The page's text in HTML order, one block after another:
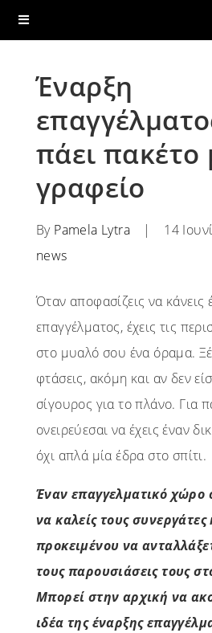
Έναρξη
πάει πακέτο
γραφείο
By Pamela Lytra | 14
news
Όταν αποφασίζεις να κάνεις
επαγγέλματος, έχεις τις
στο μυαλό σου ένα όραμα.
φτάσεις, ακόμη και αν δεν
σίγουρος για το πλάνο. Για
ονειρεύεσαι να έχεις έναν
όχι απλά μία έδρα στο σπίτι.
Έναν επαγγελματικό χώρο
να καλείς τους
προκειμένου να
τους παρουσιάσεις τους
Μπορεί στην αρχική να
ιδέα της έναρξης